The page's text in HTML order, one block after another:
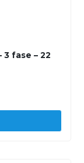
fase – 22